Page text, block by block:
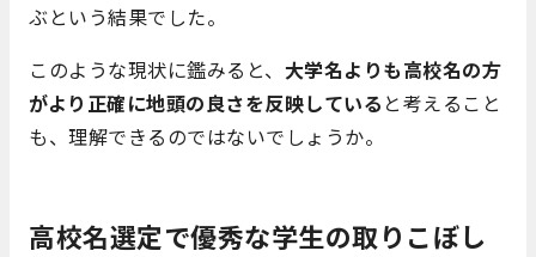
ぶという結果でした。
このような現状に鑑みると、 大学名よりも高校名の方
がより正確に地頭の良さを反映している と考えること
も、理解できるのではないでしょうか。
高校名選定で優秀な学生の取りこぼし